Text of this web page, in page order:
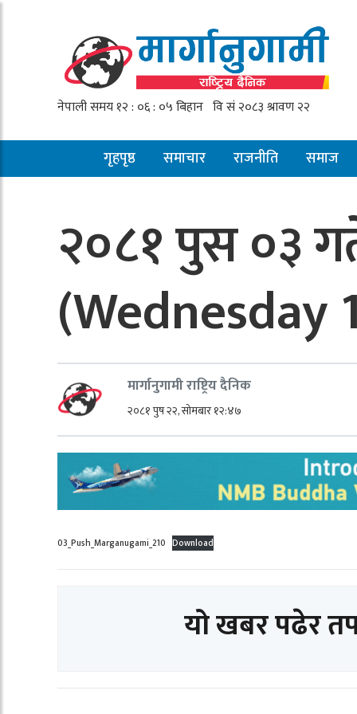
गृहपृष्ठ समाचार राजनीति समाज
२०८१ पुस ०३
(Wednesday
मार्गानुगामी राष्ट्रिय दैनिक
२०८१ पुष २२, सोमबार १२:४७
03_Push_Marganugami_210 Download
यो खबर पढेर